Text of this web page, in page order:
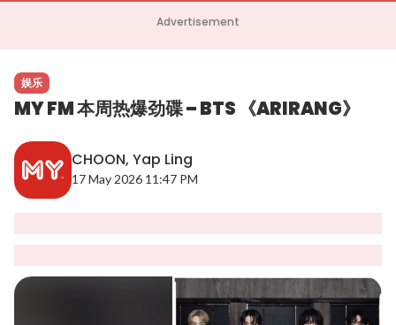
Advertisement
娱乐
MY FM 本周热爆劲碟 – BTS 《ARIRANG》
CHOON, Yap Ling
17 May 2026 11:47 PM